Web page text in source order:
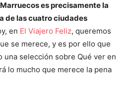
es precisamente la
de las cuatro ciudades
en El Viajero Feliz, queremos
se merece, y es por ello que
selección sobre Qué ver en
lo mucho que merece la pena